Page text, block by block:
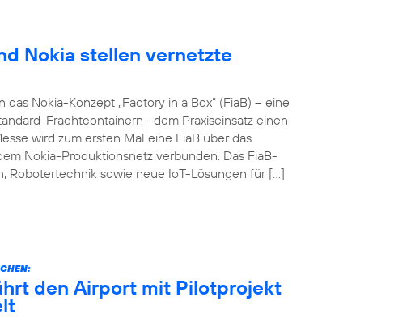
Nokia stellen vernetzte
Nokia-Konzept „Factory in a Box“ (FiaB) – eine
Frachtcontainern –dem Praxiseinsatz einen
wird zum ersten Mal eine FiaB über das
Nokia-Produktionsnetz verbunden. Das FiaB-
Robotertechnik sowie neue IoT-Lösungen für […]
den Airport mit Pilotprojekt